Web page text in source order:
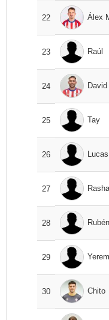
22 Álex
23 Raúl
24
25 Tay
26 Lucas
27
28
29
30 Chito